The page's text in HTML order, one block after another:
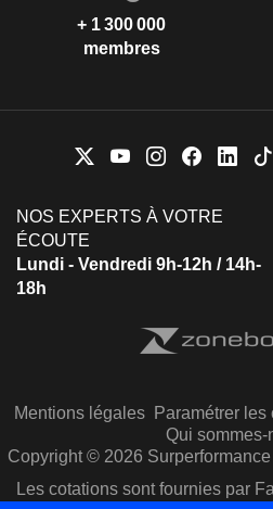
+ 1 300 000
membres
NOS EXPERTS À VOTRE
ÉCOUTE
Lundi - Vendredi 9h-12h / 14h-
18h
Mentions légales Paramétrer les
Qui sommes-
Copyright © 2026
Les cotations sont fournies par